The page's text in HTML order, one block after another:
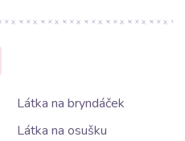
Látka na bryndáček
Látka na osušku